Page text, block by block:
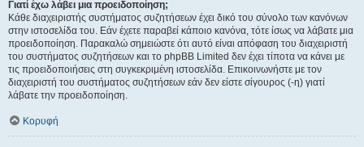
Γιατί έχω λάβει μια προειδοποίηση;
Κάθε διαχειριστής συστήματος συζητήσεων έχει δικό του σύνολο των κανόνων
στην ιστοσελίδα του. Εάν έχετε παραβεί κάποιο κανόνα, τότε ίσως να λάβατε μια
προειδοποίηση. Παρακαλώ σημειώστε ότι αυτό είναι απόφαση του διαχειριστή
του συστήματος συζητήσεων και το phpBB Limited δεν έχει τίποτα να κάνει με
τις προειδοποιήσεις στη συγκεκριμένη ιστοσελίδα. Επικοινωνήστε με τον
διαχειριστή του συστήματος συζητήσεων εάν δεν είστε σίγουρος (-η) γιατί
λάβατε την προειδοποίηση.
Κορυφή